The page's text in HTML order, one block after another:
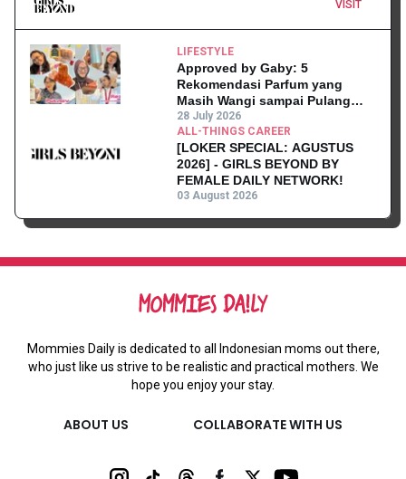
VISIT
LIFESTYLE
Approved by Gaby: 5
Rekomendasi Parfum yang
Masih Wangi sampai Pulang
Kantor
28 July 2026
ALL-THINGS CAREER
[LOKER SPECIAL: AGUSTUS
2026] - GIRLS BEYOND BY
FEMALE DAILY NETWORK!
03 August 2026
Mommies Daily is dedicated to all Indonesian moms out there,
who just like us strive to be realistic and practical mothers. We
hope you enjoy your stay.
ABOUT US COLLABORATE WITH US